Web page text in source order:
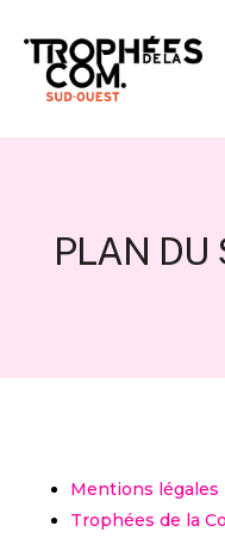
PLAN DU
Mentions légales
Trophées de la